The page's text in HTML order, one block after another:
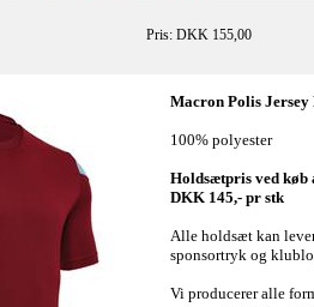
Pris: DKK 155,00
Macron Polis
100% polyester
Holdsætpris ved køb
DKK 145,- pr stk
Alle holdsæt kan
sponsortryk og
Vi producerer alle